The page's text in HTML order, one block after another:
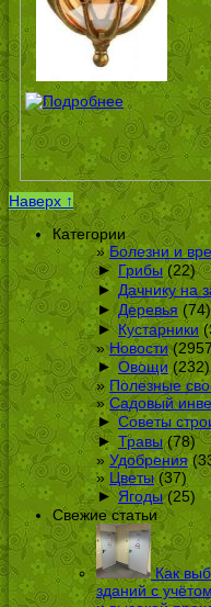
Наверх ↑
Категории
Болезни и
► Грибы (22)
► Дачнику на
► Деревья (74)
► Кустарники
Новости
► Овощи(232)
Полезные
Садовый
► Советы
► Травы(78)
Удобрения
Цветы(37)
► Ягоды(25)
Свежие статьи
Как
зданий с